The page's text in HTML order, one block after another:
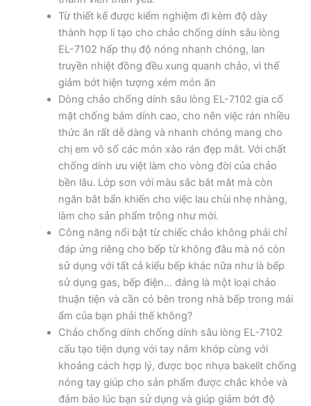
Từ thiết kế được kiểm nghiệm đi kèm độ dày
thành hợp lí tạo cho chảo chống dính sâu lòng
EL-7102 hấp thụ độ nóng nhanh chóng, lan
truyền nhiệt đồng đều xung quanh chảo, vì thế
giảm bớt hiện tượng xém món ăn
Dòng chảo chống dính sâu lòng EL-7102 gia cố
mặt chống bám dính cao, cho nên việc rán nhiều
thức ăn rất dễ dàng và nhanh chóng mang cho
chị em vô số các món xào rán đẹp mắt. Với chất
chống dính ưu việt làm cho vòng đời của chảo
bền lâu. Lớp sơn với màu sắc bắt mắt mà còn
ngăn bắt bẩn khiến cho việc lau chùi nhẹ nhàng,
làm cho sản phẩm trông như mới.
Công năng nổi bật từ chiếc chảo không phải chỉ
đáp ứng riêng cho bếp từ không đâu mà nó còn
sử dụng với tất cả kiểu bếp khác nữa như là bếp
sử dụng gas, bếp điện… đáng là một loại chảo
thuận tiện và cần có bên trong nhà bếp trong mái
ấm của bạn phải thế không?
Chảo chống dính chống dính sâu lòng EL-7102
cấu tạo tiện dụng với tay nắm khớp cùng với
khoảng cách hợp lý, được bọc nhựa bakelit chống
nóng tay giúp cho sản phẩm được chắc khỏe và
đảm bảo lúc bạn sử dụng và giúp giảm bớt độ